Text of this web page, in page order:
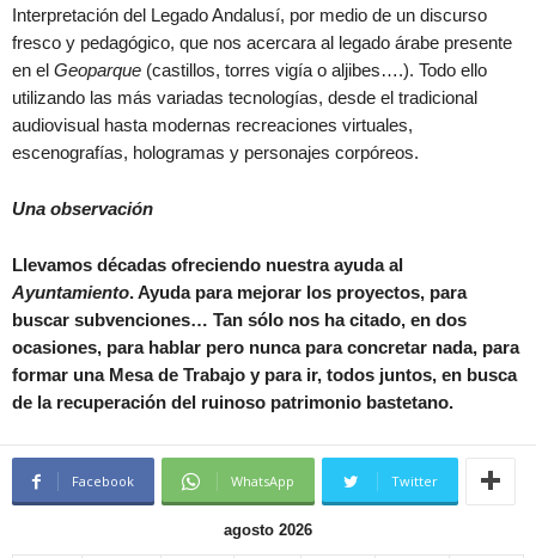
Interpretación del Legado Andalusí, por medio de un discurso
fresco y pedagógico, que nos acercara al legado árabe presente
en el Geoparque (castillos, torres vigía o aljibes….). Todo ello
utilizando las más variadas tecnologías, desde el tradicional
audiovisual hasta modernas recreaciones virtuales,
escenografías, hologramas y personajes corpóreos.
Una observación
Llevamos décadas ofreciendo nuestra ayuda al
Ayuntamiento. Ayuda para mejorar los proyectos, para
buscar subvenciones… Tan sólo nos ha citado, en dos
ocasiones, para hablar pero nunca para concretar nada, para
formar una Mesa de Trabajo y para ir, todos juntos, en busca
de la recuperación del ruinoso patrimonio bastetano.
Facebook WhatsApp Twitter
agosto 2026